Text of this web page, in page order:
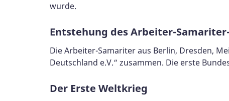
wurde.
Entstehung des Arbeiter-
Die Arbeiter-Samariter aus Berlin, Dresden,
Deutschland e.V.“ zusammen. Die erste
Der Erste Weltkrieg